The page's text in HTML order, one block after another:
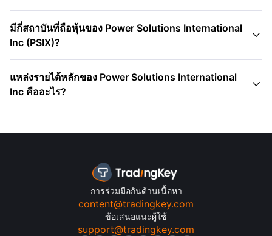
มีกี่สถาบันที่ถือหุ้นของ Power Solutions International
Inc (PSIX)?

แหล่งรายได้หลักของ Power Solutions International
Inc คืออะไร?

การร่วมมือกันด้านเนื้อหา
content@tradingkey.com
ข้อเสนอแนะผู้ใช้
support@tradingkey.com